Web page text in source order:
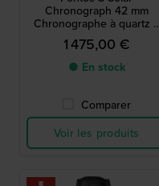
Chronograph 42 mm
Chronographe à quartz à
énergie solaire, fabriqué en
Suisse
1 475,00 €
● En stock
Comparer
Voir les produits